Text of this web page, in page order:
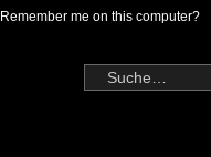
Remember me on this computer?